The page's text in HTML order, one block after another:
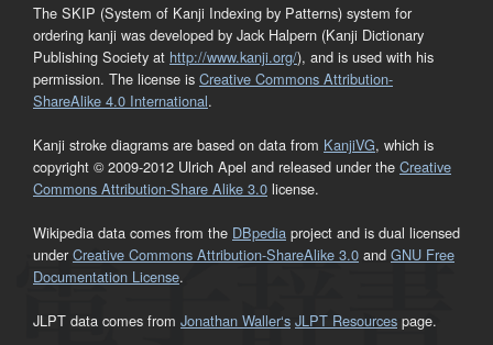
The SKIP (System of Kanji Indexing by Patterns) system for
ordering kanji was developed by Jack Halpern (Kanji Dictionary
Publishing Society at http://www.kanji.org/), and is used with his
permission. The license is Creative Commons Attribution-
ShareAlike 4.0 International.
Kanji stroke diagrams are based on data from KanjiVG, which is
copyright © 2009-2012 Ulrich Apel and released under the Creative
Commons Attribution-Share Alike 3.0 license.
Wikipedia data comes from the DBpedia project and is dual licensed
underCreative Commons Attribution-ShareAlike 3.0 and GNU Free
Documentation License.
JLPT data comes from Jonathan Waller‘s JLPT Resources page.